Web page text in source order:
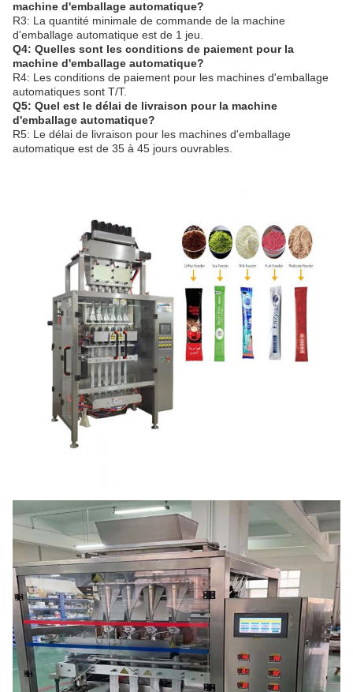
machine d'emballage automatique?
R3: La quantité minimale de commande de la machine
d'emballage automatique est de 1 jeu.
Q4: Quelles sont les conditions de paiement pour la
machine d'emballage automatique?
R4: Les conditions de paiement pour les machines d'emballage
automatiques sont T/T.
Q5: Quel est le délai de livraison pour la machine
d'emballage automatique?
R5: Le délai de livraison pour les machines d'emballage
automatique est de 35 à 45 jours ouvrables.